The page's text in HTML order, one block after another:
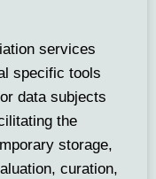
services
specific tools
data subjects
the
storage,
curation,